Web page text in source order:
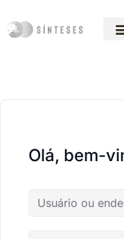
Olá, bem-